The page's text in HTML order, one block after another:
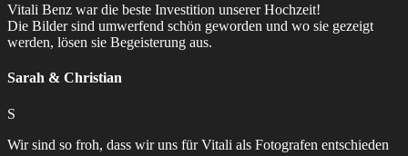
Vitali Benz war die beste Investition unserer Hochzeit!
Die Bilder sind umwerfend schön geworden und wo sie gezeigt
werden, lösen sie Begeisterung aus.
Sarah & Christian
S
Wir sind so froh, dass wir uns für Vitali als Fotografen entschieden